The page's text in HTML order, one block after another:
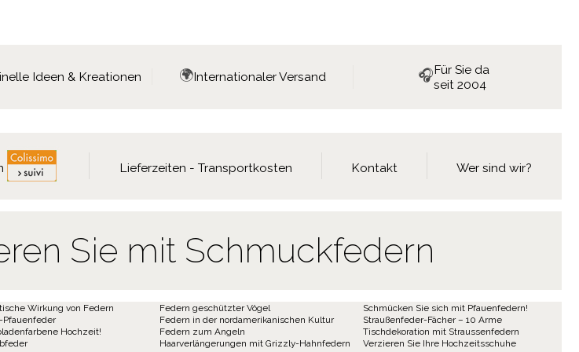
Ideen & Kreationen 🌍Internationaler Versand 🎧Für Sie da
seit 2004
Lieferzeiten - Transportkosten Kontakt Wer sind wir?
Sie mit Schmuckfedern
Wirkung von Federn
Pfauenfeder
Hochzeit!
Federn geschützter Vögel
Federn in der nordamerikanischen Kultur
Federn zum Angeln
Haarverlängerungen mit Grizzly-Hahnfedern
Schmücken Sie sich mit Pfauenfedern!
Straußenfeder-Fächer – 10 Arme
Tischdekoration mit Straussenfedern
Verzieren Sie Ihre Hochzeitsschuhe